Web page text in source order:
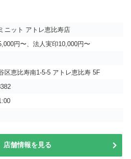
ニット アトレ恵比寿店
円〜、法人実印10,000円〜
区恵比寿南1-5-5 アトレ恵比寿 5F
店舗情報を見る